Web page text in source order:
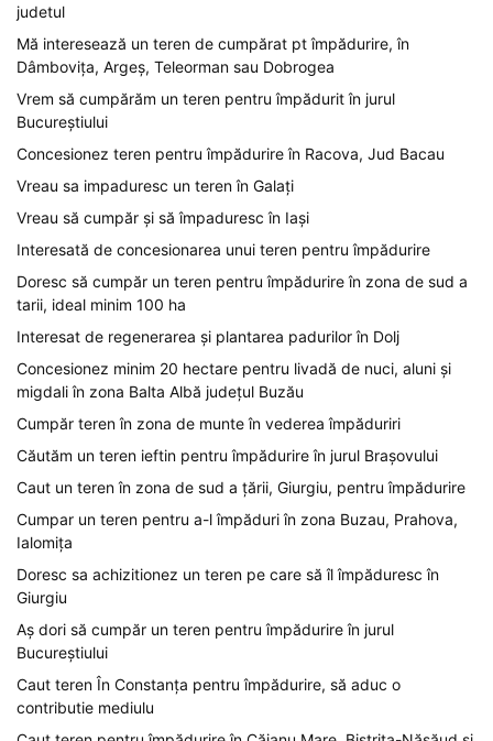
judetul
Mă interesează un teren de cumpărat pt împădurire, în
Dâmbovița, Argeș, Teleorman sau Dobrogea
Vrem să cumpărăm un teren pentru împădurit în jurul
Bucureștiului
Concesionez teren pentru împădurire în Racova, Jud Bacau
Vreau sa impaduresc un teren în Galați
Vreau să cumpăr și să împaduresc în Iași
Interesată de concesionarea unui teren pentru împădurire
Doresc să cumpăr un teren pentru împădurire în zona de sud a
tarii, ideal minim 100 ha
Interesat de regenerarea și plantarea padurilor în Dolj
Concesionez minim 20 hectare pentru livadă de nuci, aluni și
migdali în zona Balta Albă județul Buzău
Cumpăr teren în zona de munte în vederea împăduriri
Căutăm un teren ieftin pentru împădurire în jurul Brașovului
Caut un teren în zona de sud a țării, Giurgiu, pentru împădurire
Cumpar un teren pentru a-l împăduri în zona Buzau, Prahova,
Ialomița
Doresc sa achizitionez un teren pe care să îl împăduresc în
Giurgiu
Aș dori să cumpăr un teren pentru împădurire în jurul
Bucureștiului
Caut teren În Constanța pentru împădurire, să aduc o
contributie mediulu